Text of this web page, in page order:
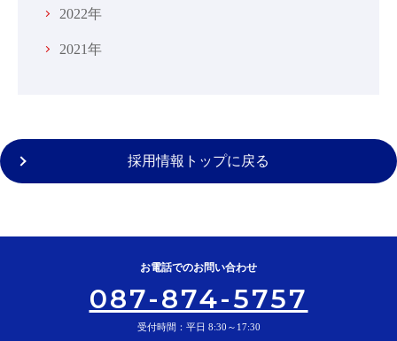
2022年
2021年
採用情報トップに戻る
お電話でのお問い合わせ
087-874-5757
受付時間：平日 8:30～17:30